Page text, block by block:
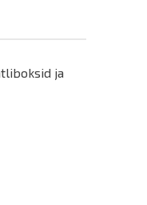
ja